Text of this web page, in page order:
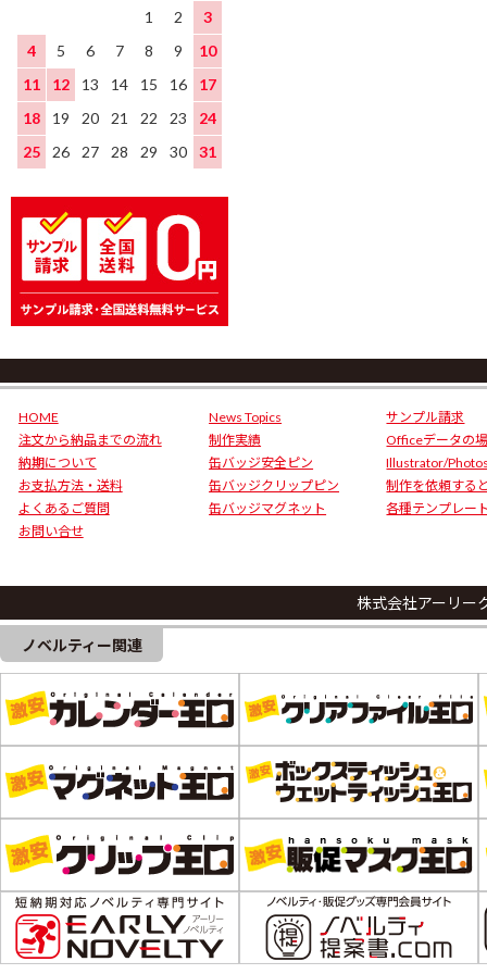
1 2
3
4
5 6 7 8 9
10
11
12 13 14 15 16
17
18
19 20 21 22 23
24
25
26 27 28 29 30 31
HOME
注文から納品までの流れ
納期について
お支払方法・送料
よくあるご質問
お問い合せ
News Topics
制作実績
缶バッジ安全ピン
缶バッジクリップピン
缶バッジマグネット
サンプル請求
Officeデータの
Illustrator/
制作を依頼する
各種テンプレー
株式会社アーリ
ノベルティー関連